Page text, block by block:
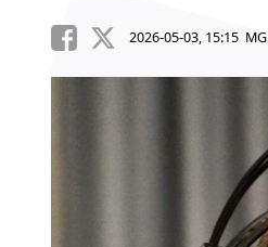
2026-05-03, 15:15 MG